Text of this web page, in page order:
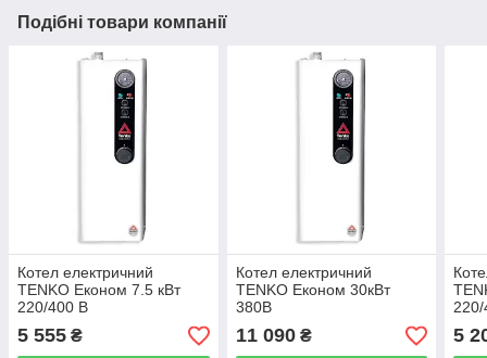
Подібні товари компанії
Котел електричний
TENKO Економ 7.5 кВт
220/400 В
5 555 ₴
Котел електричний
TENKO Економ 30кВт
380В
11 090₴ 5